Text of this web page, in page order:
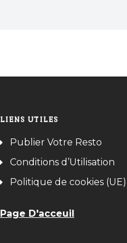
LIENS UTILES
Publier Votre Resto
Conditions d’Utilisation
Politique de cookies (UE)
Page D'acceuil